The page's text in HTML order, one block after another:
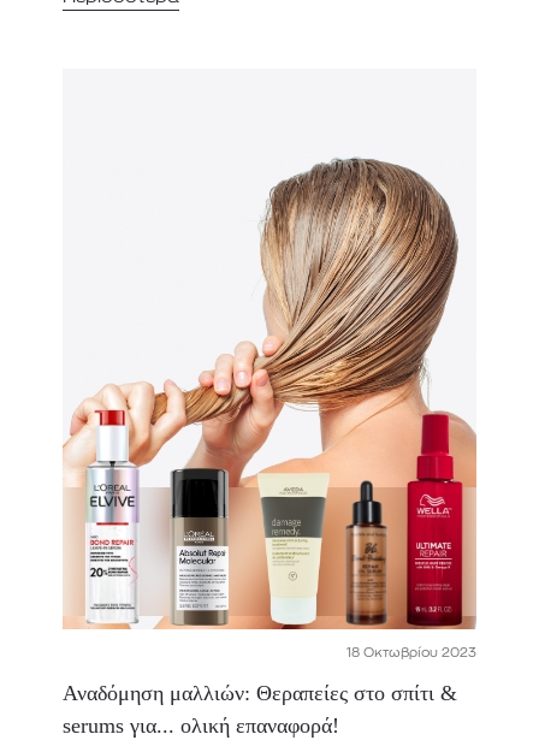
18 Οκτωβρίου 2023
Αναδόμηση μαλλιών: Θεραπείες στο σπίτι &
serums για... ολική επαναφορά!